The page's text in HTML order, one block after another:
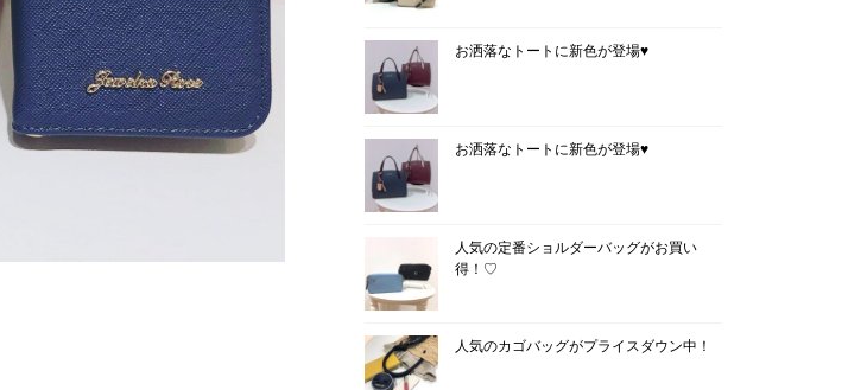
お洒落なトートに新色が登場♥
お洒落なトートに新色が登場♥
人気の定番ショルダーバッグがお買い
得！♡
人気のカゴバッグがプライスダウン中！